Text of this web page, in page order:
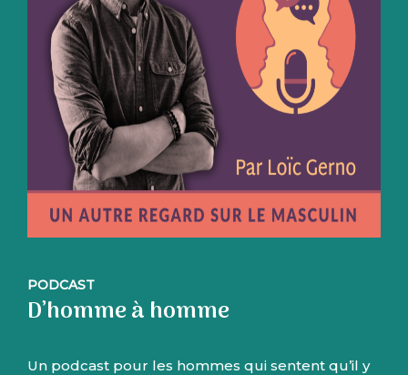
PODCAST
D’homme à homme
Un podcast pour les hommes qui sentent qu’il y